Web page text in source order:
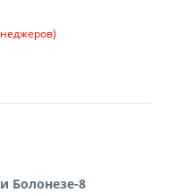
Болонезе-8